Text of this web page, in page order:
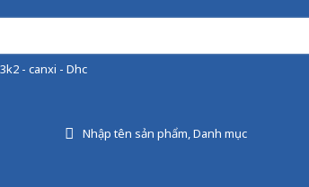
- canxi - Dhc
Nhập tên sản phẩm, Danh mục